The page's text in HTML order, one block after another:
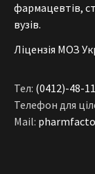
фармацевтів,
вузів.
Ліцензія МОЗ
Тел: (0412)-48-
Телефон для
Mail: